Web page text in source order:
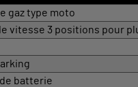
gaz type moto
vitesse 3 positions pour
batterie